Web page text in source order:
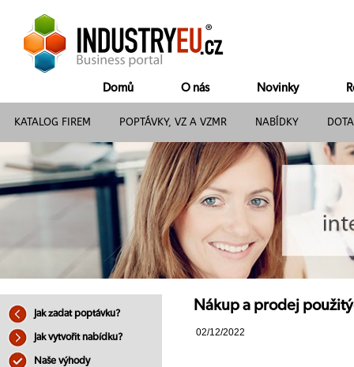
Domů O nás Novinky
KATALOG FIREM POPTÁVKY, VZ A VZMR NABÍDKY
Jak zadat poptávku?
Jak vytvořit nabídku?
Naše výhody
Nákup a prodej
02/12/2022